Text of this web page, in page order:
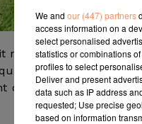
recevoir un prix de
humain le monte.
de star, Frasisco
We and our (447) partners
access information on a
select personalised
statistics or combinations
profiles to select
Deliver and present
data such as IP address
requested; Use precise
based on information